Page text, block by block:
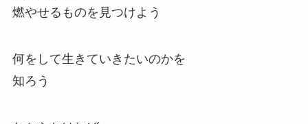
燃やせるものを見つけよう
何をして生きていきたいのかを
知ろう